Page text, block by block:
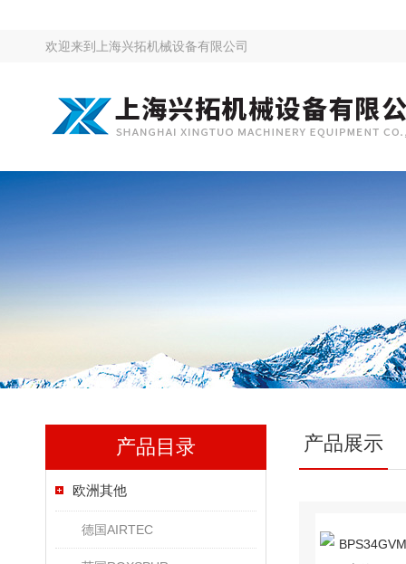
欢迎来到 上海兴拓机械设备有限公司
产品目录
欧洲其他
德国AIRTEC
产品展示